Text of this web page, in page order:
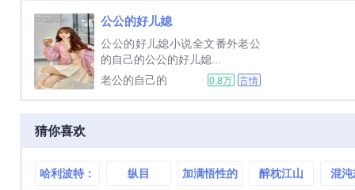
公公的好儿媳
公公的好儿媳小说全文番外老公
的自己的公公的好儿媳...
老公的自己的
0.8万 言情
猜你喜欢
哈利波特：
纵目
加满悟性的
醉枕江山 混沌